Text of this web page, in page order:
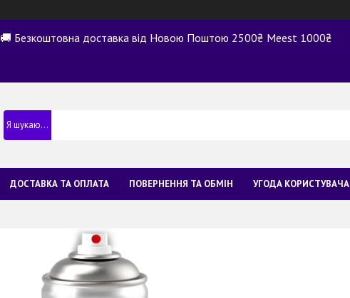
🚚 Безкоштовна доставка від Новою Поштою 2500₴ Meest 1000₴
ДОСТАВКА ТА ОПЛАТА ПОВЕРНЕННЯ ТА ОБМІН УГОДА КОРИСТУВАЧА